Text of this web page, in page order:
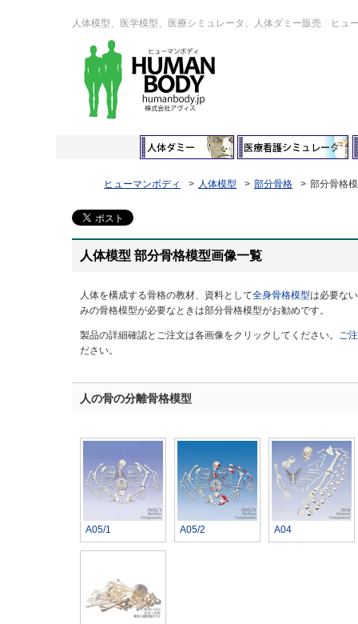
人体模型、医学模型、医療シミュレータ、人体ダミー販売 ヒュ
ヒューマンボディ 人体模型 部分骨格 部分骨格
人体模型 部分骨格模型画像一覧
人体を構成する骨格の教材、資料として全身骨格模型は必要な
みの骨格模型が必要なときは部分骨格模型がお勧めです。
製品の詳細確認とご注文は各画像をクリックしてください。 ご
ださい。
人の骨の分離骨格模型
A05/1 A05/2 A04